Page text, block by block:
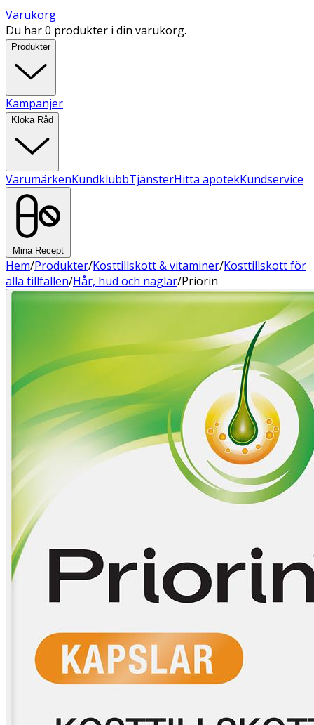
Varukorg
Du har 0 produkter i din varukorg.
Produkter
Kampanjer
Kloka Råd
VarumärkenKundklubbTjänsterHitta apotekKundservice
Mina Recept
Hem/Produkter/Kosttillskott & vitaminer/Kosttillskott för
alla tillfällen/Hår, hud och naglar/Priorin